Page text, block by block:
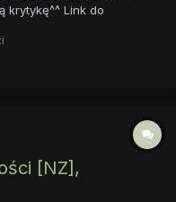
krytykę^^ Link do
pierwszego
[NZ],